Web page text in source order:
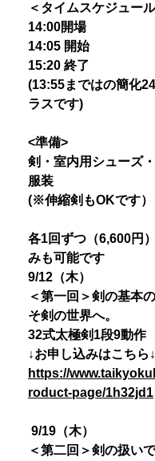
＜タイムスケジュー
14:00開場
14:05 開始
15:20 終了
(13:55まではの簡化
ラスです)
<準備>
剣・室内用シューズ
服装
(※伸縮剣もOKです）
各1回ずつ（6,600円
みも可能です
9/12（木）
＜第一回＞剣の基本
そ剣の世界へ。
32式太極剣1段9動作
↓お申し込みはこちら↓
https://
roduct-page/1h32jd1
9/19（木）
＜第二回＞剣の扱い